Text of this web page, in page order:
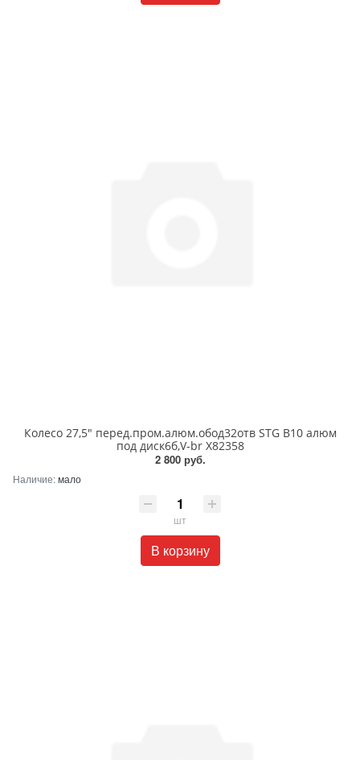
Колесо 27,5" перед.пром.алюм.обод32отв STG B10 алюм
под диск6б,V-br Х82358
2 800 руб.
Наличие:мало
шт
В корзину